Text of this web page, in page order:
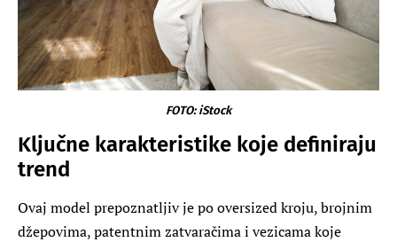
FOTO: iStock
Ključne karakteristike koje definiraju
trend
Ovaj model prepoznatljiv je po oversized kroju, brojnim
džepovima, patentnim zatvaračima i vezicama koje